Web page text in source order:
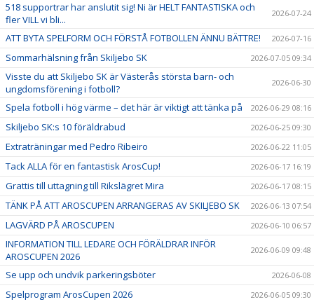
518 supportrar har anslutit sig! Ni är HELT FANTASTISKA och
fler VILL vi bli...
2026-07-24
ATT BYTA SPELFORM OCH FÖRSTÅ FOTBOLLEN ÄNNU BÄTTRE! 2026-07-16
Sommarhälsning från Skiljebo SK 2026-07-05 09:34
Visste du att Skiljebo SK är Västerås största barn- och
ungdomsförening i fotboll?
2026-06-30
Spela fotboll i hög värme – det här är viktigt att tänka på 2026-06-29 08:16
Skiljebo SK:s 10 föräldrabud 2026-06-25 09:30
Extraträningar med Pedro Ribeiro 2026-06-22 11:05
Tack ALLA för en fantastisk ArosCup! 2026-06-17 16:19
Grattis till uttagning till Rikslägret Mira 2026-06-17 08:15
TÄNK PÅ ATT AROSCUPEN ARRANGERAS AV SKILJEBO SK 2026-06-13 07:54
LAGVÄRD PÅ AROSCUPEN 2026-06-10 06:57
INFORMATION TILL LEDARE OCH FÖRÄLDRAR INFÖR
AROSCUPEN 2026
2026-06-09 09:48
Se upp och undvik parkeringsböter 2026-06-08
Spelprogram ArosCupen 2026 2026-06-05 09:30